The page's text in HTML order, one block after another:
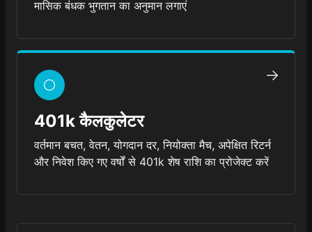
मासिक बंधक भुगतान का अनुमान लगाएं
401k कैलकुलेटर
वर्तमान बचत, वेतन, योगदान दर, नियोक्ता मैच, अपेक्षित रिटर्न
और निवेश किए गए वर्षों से 401k शेष राशि का प्रोजेक्ट करें